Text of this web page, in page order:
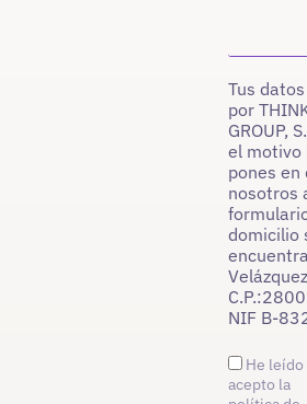
Tus
por
GROUP,
el motivo
pones en
nosotros
domicilio
NIF B-
He leído
acepto la